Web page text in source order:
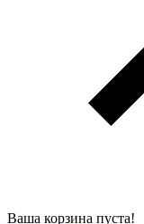
Ваша корзина пуста!